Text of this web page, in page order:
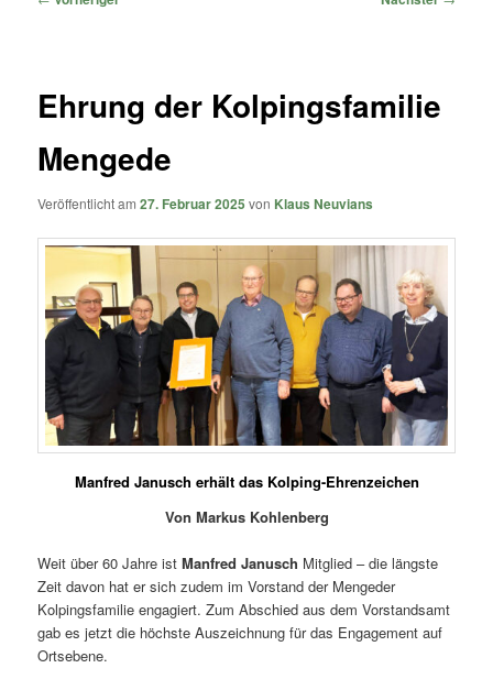
Ehrung der Kolpingsfamilie
Mengede
Veröffentlicht am27. Februar 2025 von Klaus Neuvians
Manfred Janusch erhält das Kolping-Ehrenzeichen
Von Markus Kohlenberg
Weit über 60 Jahre istManfred Janusch Mitglied – die längste
Zeit davon hat er sich zudem im Vorstand der Mengeder
Kolpingsfamilie engagiert. Zum Abschied aus dem Vorstandsamt
gab es jetzt die höchste Auszeichnung für das Engagement auf
Ortsebene.